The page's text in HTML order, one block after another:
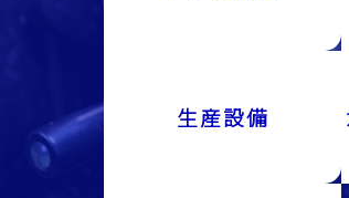
生産設備